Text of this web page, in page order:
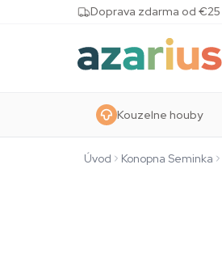
Skip to contentDoprava zdarma od €25
Kouzelne houby
Úvod Konopna Seminka